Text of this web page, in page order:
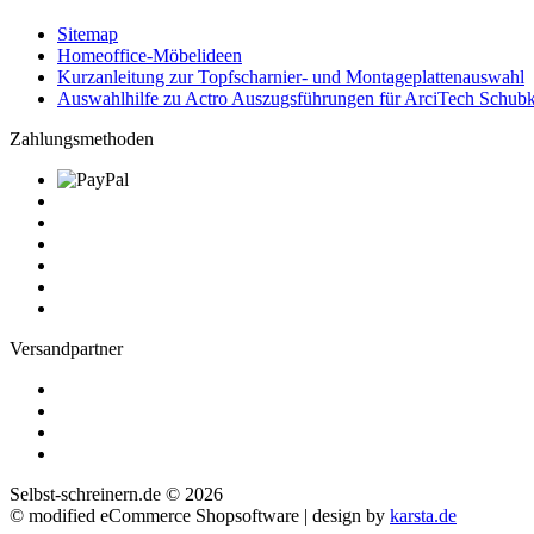
Sitemap
Homeoffice-Möbelideen
Kurzanleitung zur Topfscharnier- und Montageplattenauswahl
Auswahlhilfe zu Actro Auszugsführungen für ArciTech
Zahlungsmethoden
Versandpartner
Selbst-schreinern.de © 2026
© modified eCommerce Shopsoftware | design by karsta.de